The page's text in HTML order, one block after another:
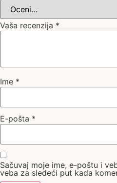
Vaša recenzija *
Ime *
E-pošta *
Sačuvaj moje ime, e-poštu i
veba za sledeći put kada